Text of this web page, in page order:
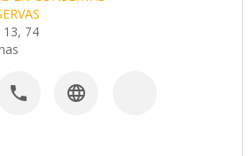
13, 74
 